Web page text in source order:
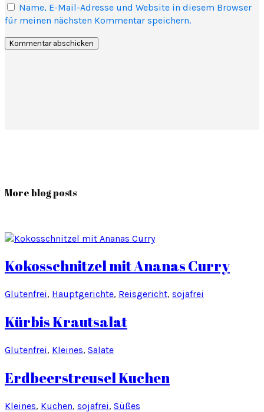
Name, E-Mail-Adresse und Website in diesem Browser
für meinen nächsten Kommentar speichern.
More blog posts
Kokosschnitzel mit Ananas Curry
Glutenfrei, Hauptgerichte, Reisgericht, sojafrei
Kürbis Krautsalat
Glutenfrei, Kleines, Salate
Erdbeerstreusel Kuchen
Kleines, Kuchen, sojafrei, Süßes